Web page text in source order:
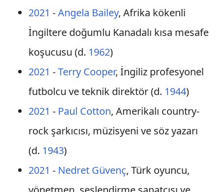
2021 -Angela Bailey, Afrika kökenli
İngiltere doğumlu Kanadalı kısa mesafe
koşucusu (d. 1962)
2021 -Terry Cooper, İngiliz profesyonel
futbolcu ve teknik direktör (d. 1944)
2021 - Paul Cotton, Amerikalı country-
rock şarkıcısı, müzisyeni ve söz yazarı
(d. 1943)
2021 - Nedret Güvenç, Türk oyuncu,